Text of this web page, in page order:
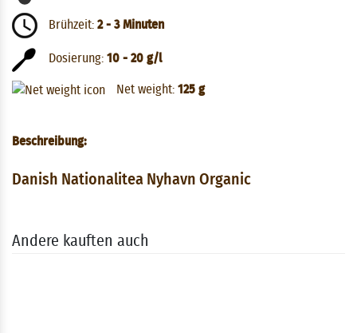
Brühzeit: 2 - 3 Minuten
Dosierung: 10 - 20 g/l
Net weight: 125 g
Beschreibung:
Danish Nationalitea Nyhavn Organic
Andere kauften auch